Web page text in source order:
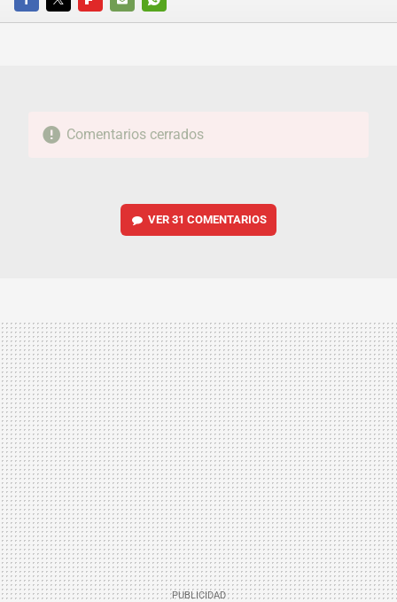
FACEBOOKTWITTERFLIPBOARD
E-
WHATSAPP
Comentarios cerrados
VER 31 COMENTARIOS